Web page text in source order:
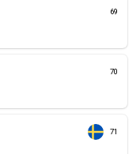
69
70
71